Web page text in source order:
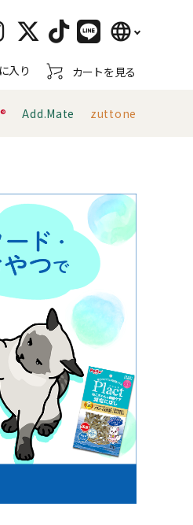
language
日本語
English
入り カートを見る
ス
覧
Add.Mate zuttone